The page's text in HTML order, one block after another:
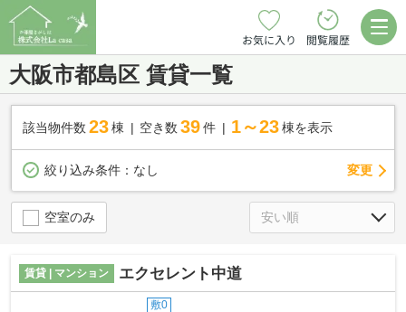
お気に入り 閲覧履歴
大阪市都島区 賃貸一覧
該当物件数 23棟 空き数 39 件 1～23 棟を表示
絞り込み条件： なし 変更
空室のみ
賃貸 | マンション エクセレント中道
敷0